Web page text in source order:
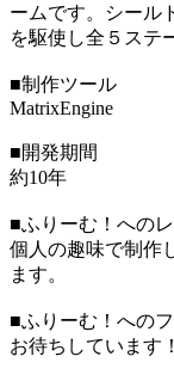
ームです。シール
を駆使し全５ステ
■制作ツール
MatrixEngine
■開発期間
約10年
■ふりーむ！への
個人の趣味で制作
ます。
■ふりーむ！への
お待ちしています！